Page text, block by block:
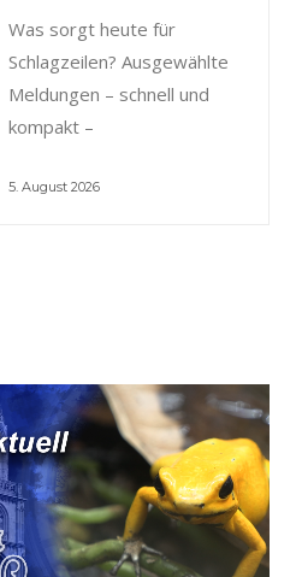
Was sorgt heute für
Schlagzeilen? Ausgewählte
Meldungen – schnell und
kompakt –
5. August 2026